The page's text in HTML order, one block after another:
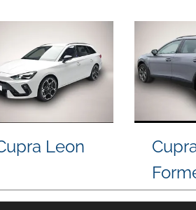
Arona Kia EV2